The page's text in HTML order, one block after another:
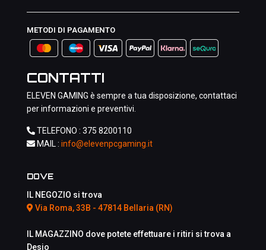
METODI DI PAGAMENTO
CONTATTI
ELEVEN GAMING è sempre a tua disposizione, contattaci
per informazioni e preventivi.
TELEFONO : 375 8200110
MAIL : info@elevenpcgaming.it
DOVE
IL NEGOZIO si trova
Via Roma, 33B - 47814 Bellaria (RN)
IL MAGAZZINO dove potete effettuare i ritiri si trova a
Desio